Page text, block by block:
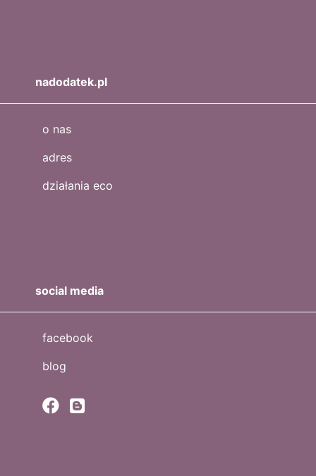
nadodatek.pl
o nas
adres
działania eco
social media
facebook
blog